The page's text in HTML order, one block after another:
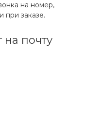
на номер,
при заказе.
на почту